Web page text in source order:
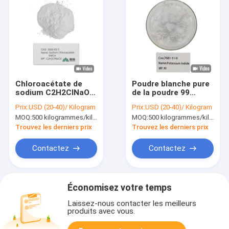
Chloroacétate de
sodium C2H2ClNaO2
qualité de l'acide
thioglycolique
Cyanoacétate Acide
Prix:USD (20-40)/ Kilogram
MOQ:500 kilogrammes/kilogrammes
Trouvez les derniers prix
Contactez
Poudre blanche pure
de la poudre 99
potassium de CAS
7681-11-0 pour les
composés
Prix:USD (20-40)/ Kilogram
MOQ:500 kilogrammes/kilogrammes
Trouvez les derniers prix
Contactez
Économisez votre temps
Laissez-nous contacter les meilleurs
produits avec vous.